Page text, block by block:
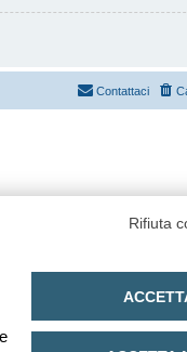
Contattaci
Rifiuta